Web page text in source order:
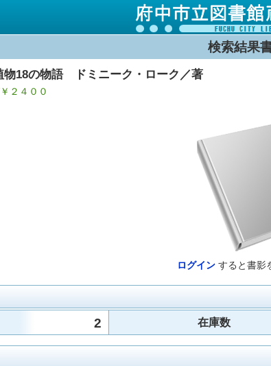
検索結果
18の物語 ドミニーク・ローク／著
４００
ログイン すると書影
2 在庫数